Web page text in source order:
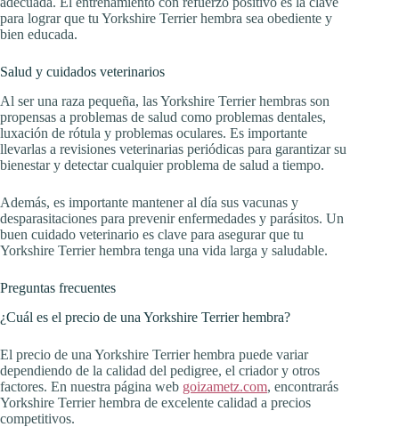
para lograr que tu Yorkshire Terrier hembra sea obediente y
bien educada.
Salud y cuidados veterinarios
Al ser una raza pequeña, las Yorkshire Terrier hembras son
propensas a problemas de salud como problemas dentales,
luxación de rótula y problemas oculares. Es importante
llevarlas a revisiones veterinarias periódicas para garantizar su
bienestar y detectar cualquier problema de salud a tiempo.
Además, es importante mantener al día sus vacunas y
desparasitaciones para prevenir enfermedades y parásitos. Un
buen cuidado veterinario es clave para asegurar que tu
Yorkshire Terrier hembra tenga una vida larga y saludable.
Preguntas frecuentes
¿Cuál es el precio de una Yorkshire Terrier hembra?
El precio de una Yorkshire Terrier hembra puede variar
dependiendo de la calidad del pedigree, el criador y otros
factores. En nuestra página web goizametz.com, encontrarás
Yorkshire Terrier hembra de excelente calidad a precios
competitivos.